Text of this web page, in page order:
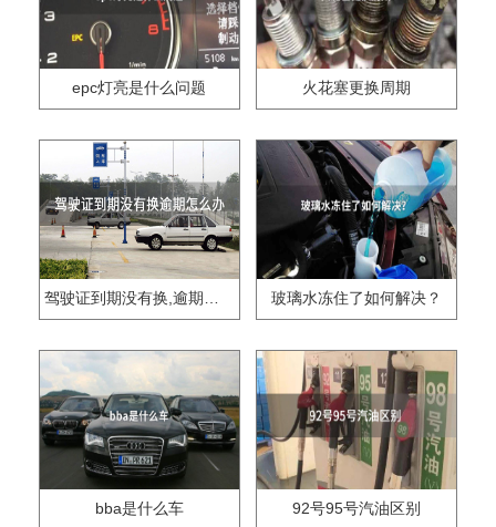
epc灯亮是什么问题 火花塞更换周期
驾驶证到期没有换,逾期怎么办?? 玻璃水冻住了如何解决？
bba是什么车 92号95号汽油区别